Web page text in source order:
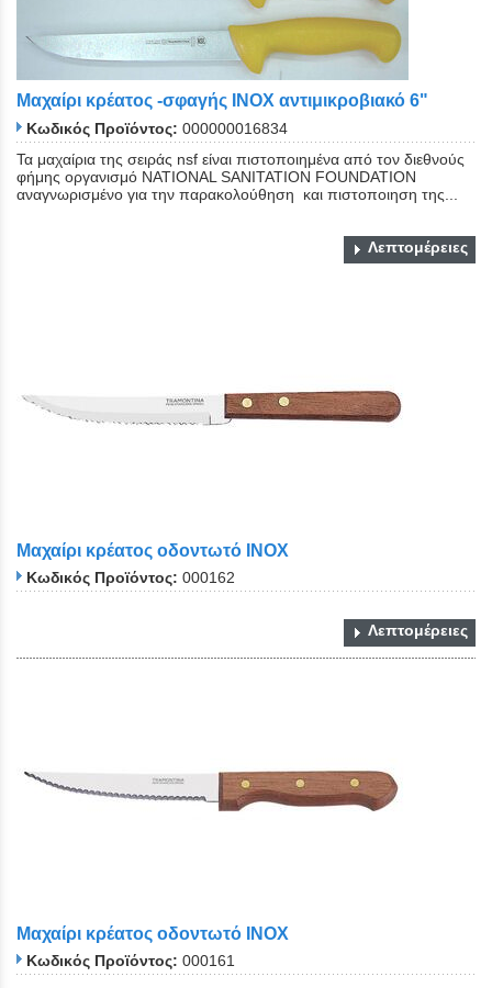
Μαχαίρι κρέατος -σφαγής ΙΝΟΧ αντιμικροβιακό 6"
Κωδικός Προϊόντος: 000000016834
Τα μαχαίρια της σειράς nsf είναι πιστοποιημένα από τον διεθνούς
φήμης οργανισμό NATIONAL SANITATION FOUNDATION
αναγνωρισμένο για την παρακολούθηση και πιστοποιηση της...
Λεπτομέρειες
Μαχαίρι κρέατος οδοντωτό ΙΝΟΧ
Κωδικός Προϊόντος: 000162
Λεπτομέρειες
Μαχαίρι κρέατος οδοντωτό ΙΝΟΧ
Κωδικός Προϊόντος: 000161